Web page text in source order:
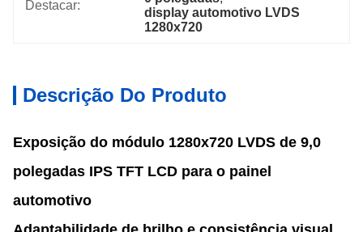
Destacar:
display automotivo LVDS
1280x720
Descrição Do Produto
Exposição do módulo 1280x720 LVDS de 9,0
polegadas IPS TFT LCD para o painel
automotivo